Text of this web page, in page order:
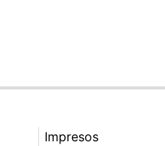
Impresos